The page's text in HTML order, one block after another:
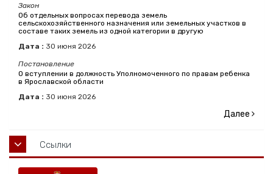
Закон
Об отдельных вопросах перевода земель
сельскохозяйственного назначения или земельных участков в
составе таких земель из одной категории в другую
Дата : 30 июня 2026
Постановление
О вступлении в должность Уполномоченного по правам ребенка
в Ярославской области
Дата : 30 июня 2026
Далее
Ссылки